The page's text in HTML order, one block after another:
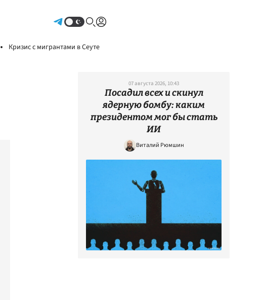
Кризис с мигрантами в Сеуте
07 августа 2026, 10:43
Посадил всех и скинул
ядерную бомбу: каким
президентом мог бы стать
ИИ
Виталий Рюмшин